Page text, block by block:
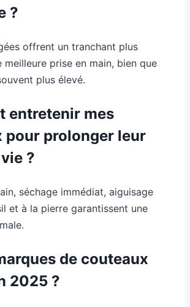
?
offrent un tranchant plus
meilleure prise en main, bien que
plus élevé.
entretenir mes
pour prolonger leur
?
séchage immédiat, aiguisage
et à la pierre garantissent une
de couteaux
2025 ?